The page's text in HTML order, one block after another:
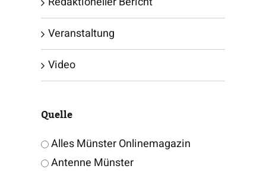
Veranstaltung
Video
Quelle
Alles Münster Onlinemagazin
Antenne Münster